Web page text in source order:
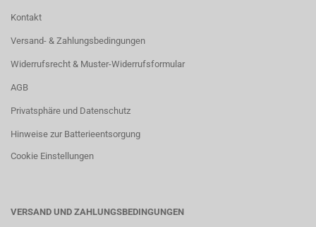
Kontakt
Versand- & Zahlungsbedingungen
Widerrufsrecht & Muster-Widerrufsformular
AGB
Privatsphäre und Datenschutz
Hinweise zur Batterieentsorgung
Cookie Einstellungen
VERSAND UND ZAHLUNGSBEDINGUNGEN